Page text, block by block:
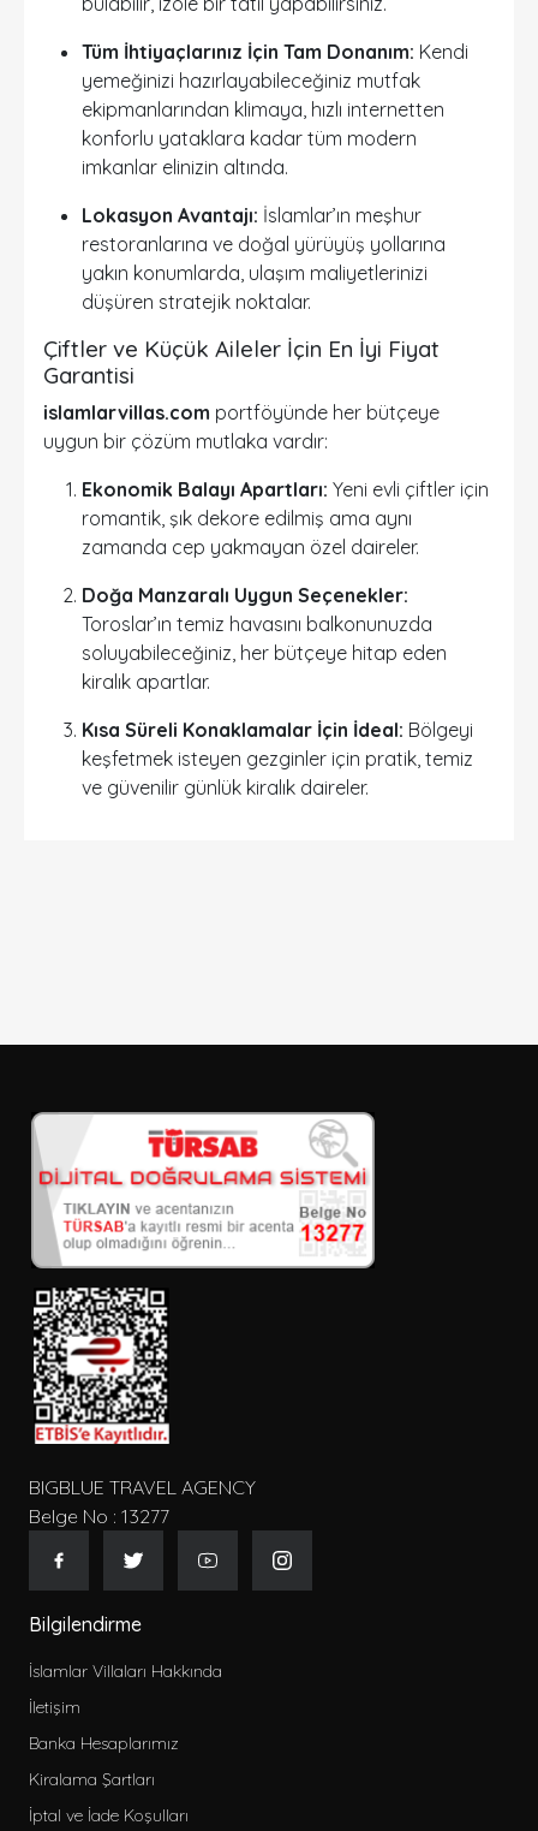
Tüm İhtiyaçlarınız İçin Tam Donanım: Kendi
yemeğinizi hazırlayabileceğiniz mutfak
ekipmanlarından klimaya, hızlı internetten
konforlu yataklara kadar tüm modern
imkanlar elinizin altında.
Lokasyon Avantajı: İslamlar’ın meşhur
restoranlarına ve doğal yürüyüş yollarına
yakın konumlarda, ulaşım maliyetlerinizi
düşüren stratejik noktalar.
Çiftler ve Küçük Aileler İçin En İyi Fiyat
Garantisi
islamlarvillas.com portföyünde her bütçeye
uygun bir çözüm mutlaka vardır:
Ekonomik Balayı Apartları: Yeni evli çiftler için
romantik, şık dekore edilmiş ama aynı
zamanda cep yakmayan özel daireler.
Doğa Manzaralı Uygun Seçenekler:
Toroslar’ın temiz havasını balkonunuzda
soluyabileceğiniz, her bütçeye hitap eden
kiralık apartlar.
Kısa Süreli Konaklamalar İçin İdeal: Bölgeyi
keşfetmek isteyen gezginler için pratik, temiz
ve güvenilir günlük kiralık daireler.
Kişi Sayısı
Konum
Tip
Gecelik Fiyat
Kategoriler
Deniz Manzaralı Kiralık Apart
Denize Yakın Kiralık Apart
Jakuzili Kiralık Apart
BIGBLUE TRAVEL AGENCY
Belge No : 13277
Bilgilendirme
İslamlar Villaları Hakkında
İletişim
Banka Hesaplarımız
Kiralama Şartları
İptal ve İade Koşulları